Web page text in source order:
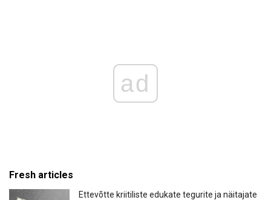
ad
Fresh articles
Ettevõtte kriitiliste edukate tegurite ja näitajate